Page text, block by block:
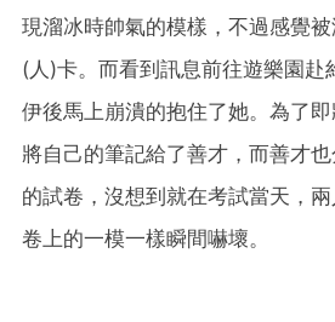
現溜冰時帥氣的模樣，不過感覺
(人)卡。而看到訊息前往遊樂園赴
伊後馬上崩潰的抱住了她。為了
將自己的筆記給了善才，而善才
的試卷，沒想到就在考試當天，
卷上的一模一樣瞬間嚇壞。